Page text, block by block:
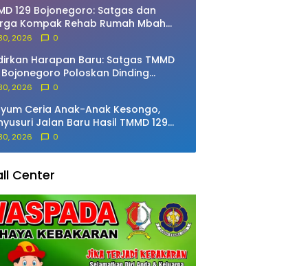
129 Bojonegoro: Satgas dan
Kompak Rehab Rumah Mbah
2026 0
Harapan Baru: Satgas TMMD
Bojonegoro Poloskan Dinding
Ibu Jasmiati
2026 0
Ceria Anak-Anak Kesongo,
Jalan Baru Hasil TMMD 129
2026 0
Center